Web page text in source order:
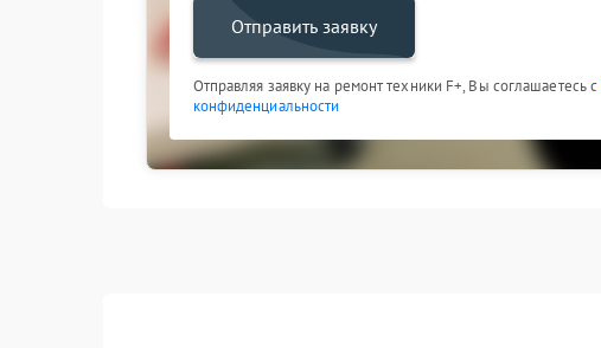
Отправить заявку
Отправляя заявку на ремонт техники F+, Вы соглашаетесь с
конфиденциальности